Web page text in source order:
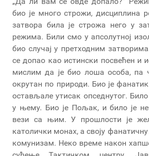
био је много строжи, дисциплина
затвора била је строжа него у
режима. Били смо у апсолутној
био случај у претходним
се допао као истински посвећен и
мислим да је био лоша особа, па
окрутан по природи. Био је
остављале утисак опседнутог. Било
у њему. Био је Пољак, и било је
вези са њим. У прошлости је
католички монах, а своју фанатичну
комунизам. Неко време након